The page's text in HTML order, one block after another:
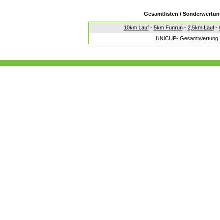
Gesamtlisten /
10km Lauf- 5km Funrun- 2,5km Lauf-
UNICUP- Gesamtwertung